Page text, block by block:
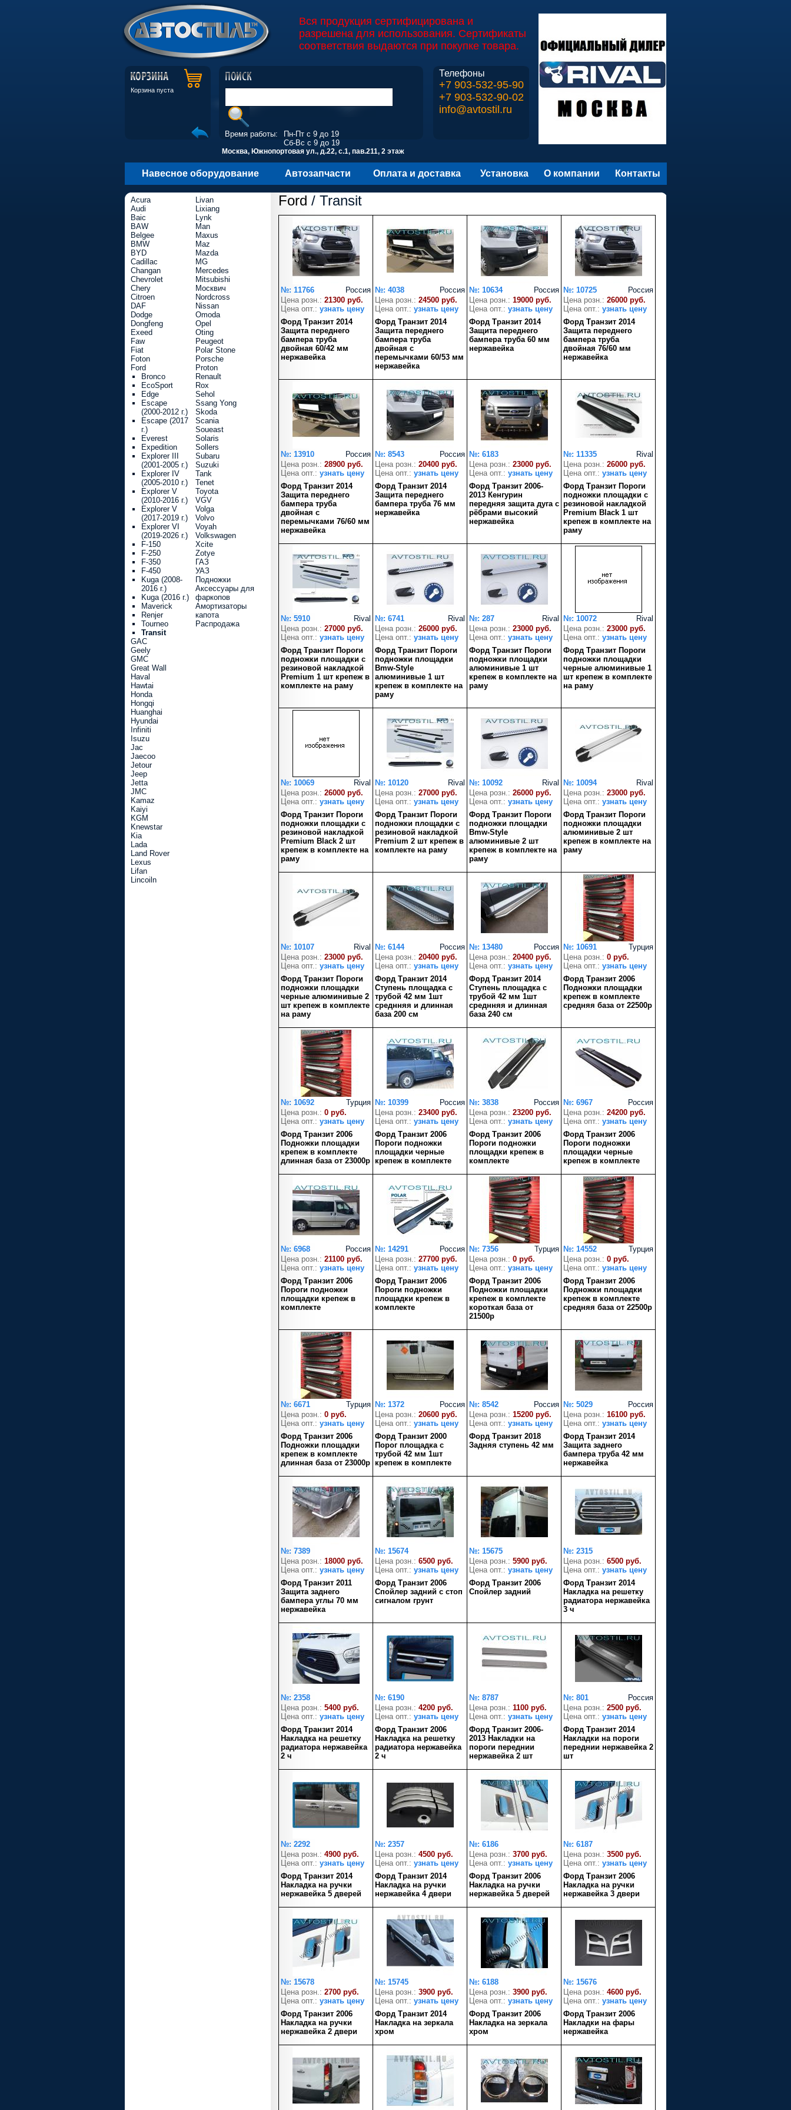
Вся продукция сертифицирована и
разрешена для использования. Сертификаты
соответствия выдаются при покупке товара.
Корзина пуста
Телефоны
+7 903-532-95-90
+7 903-532-90-02
info@avtostil.ru
Время работы:
Пн-Пт с 9 до 19
Сб-Вс с 9 до 19
Москва, Южнопортовая ул., д.22, с.1, пав.211, 2 этаж
Навесное оборудование Автозапчасти Оплата и доставка Установка О компании Контакты
Ford / Transit
Россия
№: 11766
Цена розн.: 21300 руб.
Цена опт.: узнать цену
Форд Транзит 2014
Защита переднего
бампера труба
двойная 60/42 мм
нержавейка
Россия
№: 4038
Цена розн.: 24500 руб.
Цена опт.: узнать цену
Форд Транзит 2014
Защита переднего
бампера труба
двойная с
перемычками 60/53 мм
нержавейка
Россия
№: 10634
Цена розн.: 19000 руб.
Цена опт.: узнать цену
Форд Транзит 2014
Защита переднего
бампера труба 60 мм
нержавейка
Россия
№: 10725
Цена розн.: 26000 руб.
Цена опт.: узнать цену
Форд Транзит 2014
Защита переднего
бампера труба
двойная 76/60 мм
нержавейка
Россия
№: 13910
Цена розн.: 28900 руб.
Цена опт.: узнать цену
Форд Транзит 2014
Защита переднего
бампера труба
двойная с
перемычками 76/60 мм
нержавейка
Россия
№: 8543
Цена розн.: 20400 руб.
Цена опт.: узнать цену
Форд Транзит 2014
Защита переднего
бампера труба 76 мм
нержавейка
№: 6183
Цена розн.: 23000 руб.
Цена опт.: узнать цену
Форд Транзит 2006-
2013 Кенгурин
передняя защита дуга с
рёбрами высокий
нержавейка
Rival
№: 11335
Цена розн.: 26000 руб.
Цена опт.: узнать цену
Форд Транзит Пороги
подножки площадки с
резиновой накладкой
Premium Black 1 шт
крепеж в комплекте на
раму
Rival
№: 5910
Цена розн.: 27000 руб.
Цена опт.: узнать цену
Форд Транзит Пороги
подножки площадки с
резиновой накладкой
Premium 1 шт крепеж в
комплекте на раму
Rival
№: 6741
Цена розн.: 26000 руб.
Цена опт.: узнать цену
Форд Транзит Пороги
подножки площадки
Bmw-Style
алюминивые 1 шт
крепеж в комплекте на
раму
Rival
№: 287
Цена розн.: 23000 руб.
Цена опт.: узнать цену
Форд Транзит Пороги
подножки площадки
алюминивые 1 шт
крепеж в комплекте на
раму
Rival
№: 10072
Цена розн.: 23000 руб.
Цена опт.: узнать цену
Форд Транзит Пороги
подножки площадки
черные алюминивые 1
шт крепеж в комплекте
на раму
Rival
№: 10069
Цена розн.: 26000 руб.
Цена опт.: узнать цену
Форд Транзит Пороги
подножки площадки с
резиновой накладкой
Premium Black 2 шт
крепеж в комплекте на
раму
Rival
№: 10120
Цена розн.: 27000 руб.
Цена опт.: узнать цену
Форд Транзит Пороги
подножки площадки с
резиновой накладкой
Premium 2 шт крепеж в
комплекте на раму
Rival
№: 10092
Цена розн.: 26000 руб.
Цена опт.: узнать цену
Форд Транзит Пороги
подножки площадки
Bmw-Style
алюминивые 2 шт
крепеж в комплекте на
раму
Rival
№: 10094
Цена розн.: 23000 руб.
Цена опт.: узнать цену
Форд Транзит Пороги
подножки площадки
алюминивые 2 шт
крепеж в комплекте на
раму
Rival
№: 10107
Цена розн.: 23000 руб.
Цена опт.: узнать цену
Форд Транзит Пороги
подножки площадки
черные алюминивые 2
шт крепеж в комплекте
на раму
Россия
№: 6144
Цена розн.: 20400 руб.
Цена опт.: узнать цену
Форд Транзит 2014
Ступень площадка с
трубой 42 мм 1шт
среднняя и длинная
база 200 см
Россия
№: 13480
Цена розн.: 20400 руб.
Цена опт.: узнать цену
Форд Транзит 2014
Ступень площадка с
трубой 42 мм 1шт
среднняя и длинная
база 240 см
Турция
№: 10691
Цена розн.: 0 руб.
Цена опт.: узнать цену
Форд Транзит 2006
Подножки площадки
крепеж в комплекте
средняя база от 22500р
Турция
№: 10692
Цена розн.: 0 руб.
Цена опт.: узнать цену
Форд Транзит 2006
Подножки площадки
крепеж в комплекте
длинная база от 23000р
Россия
№: 10399
Цена розн.: 23400 руб.
Цена опт.: узнать цену
Форд Транзит 2006
Пороги подножки
площадки черные
крепеж в комплекте
Россия
№: 3838
Цена розн.: 23200 руб.
Цена опт.: узнать цену
Форд Транзит 2006
Пороги подножки
площадки крепеж в
комплекте
Россия
№: 6967
Цена розн.: 24200 руб.
Цена опт.: узнать цену
Форд Транзит 2006
Пороги подножки
площадки черные
крепеж в комплекте
Россия
№: 6968
Цена розн.: 21100 руб.
Цена опт.: узнать цену
Форд Транзит 2006
Пороги подножки
площадки крепеж в
комплекте
Россия
№: 14291
Цена розн.: 27700 руб.
Цена опт.: узнать цену
Форд Транзит 2006
Пороги подножки
площадки крепеж в
комплекте
Турция
№: 7356
Цена розн.: 0 руб.
Цена опт.: узнать цену
Форд Транзит 2006
Подножки площадки
крепеж в комплекте
короткая база от
21500р
Турция
№: 14552
Цена розн.: 0 руб.
Цена опт.: узнать цену
Форд Транзит 2006
Подножки площадки
крепеж в комплекте
средняя база от 22500р
Турция
№: 6671
Цена розн.: 0 руб.
Цена опт.: узнать цену
Форд Транзит 2006
Подножки площадки
крепеж в комплекте
длинная база от 23000р
Россия
№: 1372
Цена розн.: 20600 руб.
Цена опт.: узнать цену
Форд Транзит 2000
Порог площадка с
трубой 42 мм 1шт
крепеж в комплекте
Россия
№: 8542
Цена розн.: 15200 руб.
Цена опт.: узнать цену
Форд Транзит 2018
Задняя ступень 42 мм
Россия
№: 5029
Цена розн.: 16100 руб.
Цена опт.: узнать цену
Форд Транзит 2014
Защита заднего
бампера труба 42 мм
нержавейка
№: 7389
Цена розн.: 18000 руб.
Цена опт.: узнать цену
Форд Транзит 2011
Защита заднего
бампера углы 70 мм
нержавейка
№: 15674
Цена розн.: 6500 руб.
Цена опт.: узнать цену
Форд Транзит 2006
Спойлер задний с стоп
сигналом грунт
№: 15675
Цена розн.: 5900 руб.
Цена опт.: узнать цену
Форд Транзит 2006
Спойлер задний
№: 2315
Цена розн.: 6500 руб.
Цена опт.: узнать цену
Форд Транзит 2014
Накладка на решетку
радиатора нержавейка
3 ч
№: 2358
Цена розн.: 5400 руб.
Цена опт.: узнать цену
Форд Транзит 2014
Накладка на решетку
радиатора нержавейка
2 ч
№: 6190
Цена розн.: 4200 руб.
Цена опт.: узнать цену
Форд Транзит 2006
Накладка на решетку
радиатора нержавейка
2 ч
№: 8787
Цена розн.: 1100 руб.
Цена опт.: узнать цену
Форд Транзит 2006-
2013 Накладки на
пороги переднии
нержавейка 2 шт
Россия
№: 801
Цена розн.: 2500 руб.
Цена опт.: узнать цену
Форд Транзит 2014
Накладки на пороги
переднии нержавейка 2
шт
№: 2292
Цена розн.: 4900 руб.
Цена опт.: узнать цену
Форд Транзит 2014
Накладка на ручки
нержавейка 5 дверей
№: 2357
Цена розн.: 4500 руб.
Цена опт.: узнать цену
Форд Транзит 2014
Накладка на ручки
нержавейка 4 двери
№: 6186
Цена розн.: 3700 руб.
Цена опт.: узнать цену
Форд Транзит 2006
Накладка на ручки
нержавейка 5 дверей
№: 6187
Цена розн.: 3500 руб.
Цена опт.: узнать цену
Форд Транзит 2006
Накладка на ручки
нержавейка 3 двери
№: 15678
Цена розн.: 2700 руб.
Цена опт.: узнать цену
Форд Транзит 2006
Накладка на ручки
нержавейка 2 двери
№: 15745
Цена розн.: 3900 руб.
Цена опт.: узнать цену
Форд Транзит 2014
Накладка на зеркала
хром
№: 6188
Цена розн.: 3900 руб.
Цена опт.: узнать цену
Форд Транзит 2006
Накладка на зеркала
хром
№: 15676
Цена розн.: 4600 руб.
Цена опт.: узнать цену
Форд Транзит 2006
Накладки на фары
нержавейка
Acura
Audi
Baic
BAW
Belgee
BMW
BYD
Cadillac
Changan
Chevrolet
Chery
Citroen
DAF
Dodge
Dongfeng
Exeed
Faw
Fiat
Foton
Ford
Bronco
EcoSport
Edge
Escape
(2000-2012 г.)
Escape (2017
г.)
Everest
Expedition
Explorer III
(2001-2005 г.)
Explorer IV
(2005-2010 г.)
Explorer V
(2010-2016 г.)
Explorer V
(2017-2019 г.)
Explorer VI
(2019-2026 г.)
F-150
F-250
F-350
F-450
Kuga (2008-
2016 г.)
Kuga (2016 г.)
Maverick
Renjer
Tourneo
Transit
GAC
Geely
GMC
Great Wall
Haval
Hawtai
Honda
Hongqi
Huanghai
Hyundai
Infiniti
Isuzu
Jac
Jaecoo
Jetour
Jeep
Jetta
JMC
Kamaz
Kaiyi
KGM
Knewstar
Kia
Lada
Land Rover
Lexus
Lifan
Lincoiln
Livan
Lixiang
Lynk
Man
Maxus
Maz
Mazda
MG
Mercedes
Mitsubishi
Москвич
Nordcross
Nissan
Omoda
Opel
Oting
Peugeot
Polar Stone
Porsche
Proton
Renault
Rox
Sehol
Ssang Yong
Skoda
Scania
Soueast
Solaris
Sollers
Subaru
Suzuki
Tank
Tenet
Toyota
VGV
Volga
Volvo
Voyah
Volkswagen
Xcite
Zotye
ГАЗ
УАЗ
Подножки
Аксессуары для
фаркопов
Амортизаторы
капота
Распродажа